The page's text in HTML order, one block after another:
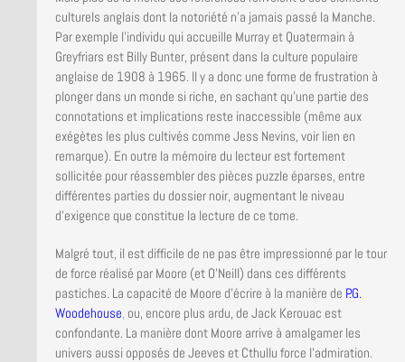
culturels anglais dont la notoriété n’a jamais passé la Manche.
Par exemple l’individu qui accueille Murray et Quatermain à
Greyfriars est Billy Bunter, présent dans la culture populaire
anglaise de 1908 à 1965. Il y a donc une forme de frustration à
plonger dans un monde si riche, en sachant qu’une partie des
connotations et implications reste inaccessible (même aux
exégètes les plus cultivés comme Jess Nevins, voir lien en
remarque). En outre la mémoire du lecteur est fortement
sollicitée pour réassembler des pièces puzzle éparses, entre
différentes parties du dossier noir, augmentant le niveau
d’exigence que constitue la lecture de ce tome.
Malgré tout, il est difficile de ne pas être impressionné par le tour
de force réalisé par Moore (et O’Neill) dans ces différents
pastiches. La capacité de Moore d’écrire à la manière de P.G.
Woodehouse ou, encore plus ardu, de Jack Kerouac est
confondante. La manière dont Moore arrive à amalgamer les
univers aussi opposés de Jeeves et Cthullu force l’admiration.